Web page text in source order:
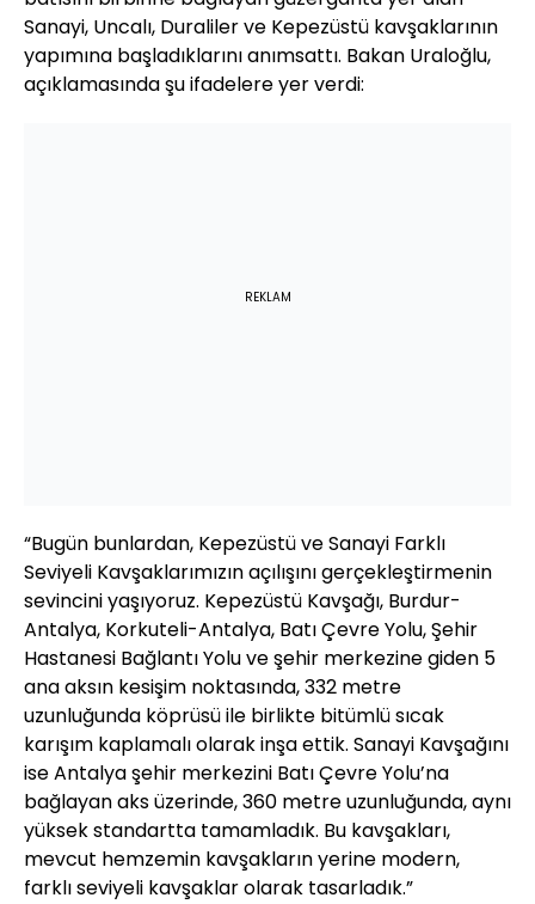
Sanayi, Uncalı, Duraliler ve Kepezüstü kavşaklarının
yapımına başladıklarını anımsattı. Bakan Uraloğlu,
açıklamasında şu ifadelere yer verdi:
REKLAM
“Bugün bunlardan, Kepezüstü ve Sanayi Farklı
Seviyeli Kavşaklarımızın açılışını gerçekleştirmenin
sevincini yaşıyoruz. Kepezüstü Kavşağı, Burdur-
Antalya, Korkuteli-Antalya, Batı Çevre Yolu, Şehir
Hastanesi Bağlantı Yolu ve şehir merkezine giden 5
ana aksın kesişim noktasında, 332 metre
uzunluğunda köprüsü ile birlikte bitümlü sıcak
karışım kaplamalı olarak inşa ettik. Sanayi Kavşağını
ise Antalya şehir merkezini Batı Çevre Yolu’na
bağlayan aks üzerinde, 360 metre uzunluğunda, aynı
yüksek standartta tamamladık. Bu kavşakları,
mevcut hemzemin kavşakların yerine modern,
farklı seviyeli kavşaklar olarak tasarladık.”